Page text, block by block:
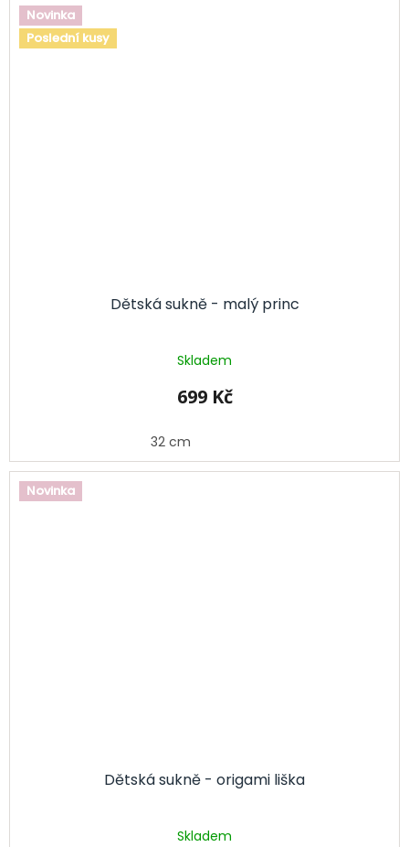
Novinka
Poslední kusy
Dětská sukně - malý princ
Skladem
699 Kč
32 cm
Novinka
Dětská sukně - origami liška
Skladem